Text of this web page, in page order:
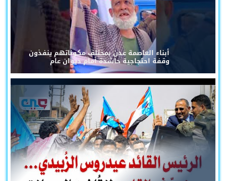
أبناء العاصمة عدن بمختلف مكوناتهم ينفذون
وقفة احتجاجية حاشدة أمام ديوان عام